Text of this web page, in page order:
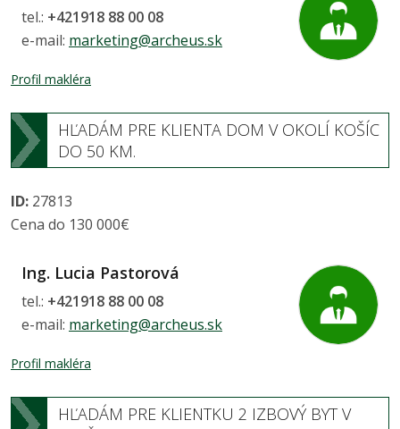
tel.: +421918 88 00 08
e-mail: marketing@archeus.sk
Profil makléra
HĽADÁM PRE KLIENTA DOM V OKOLÍ KOŠÍC
DO 50 KM.
ID: 27813
Cena do 130 000€
Ing. Lucia Pastorová
tel.: +421918 88 00 08
e-mail: marketing@archeus.sk
Profil makléra
HĽADÁM PRE KLIENTKU 2 IZBOVÝ BYT V